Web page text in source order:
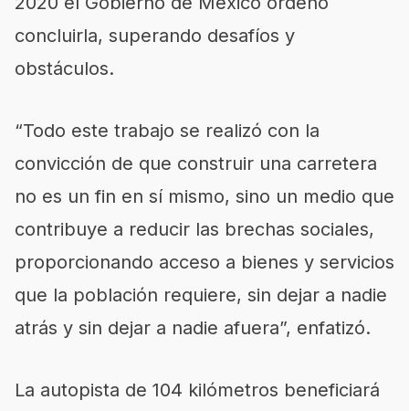
concluirla, superando desafíos y
obstáculos.
“Todo este trabajo se realizó con la
convicción de que construir una carretera
no es un fin en sí mismo, sino un medio que
contribuye a reducir las brechas sociales,
proporcionando acceso a bienes y servicios
que la población requiere, sin dejar a nadie
atrás y sin dejar a nadie afuera”, enfatizó.
La autopista de 104 kilómetros beneficiará